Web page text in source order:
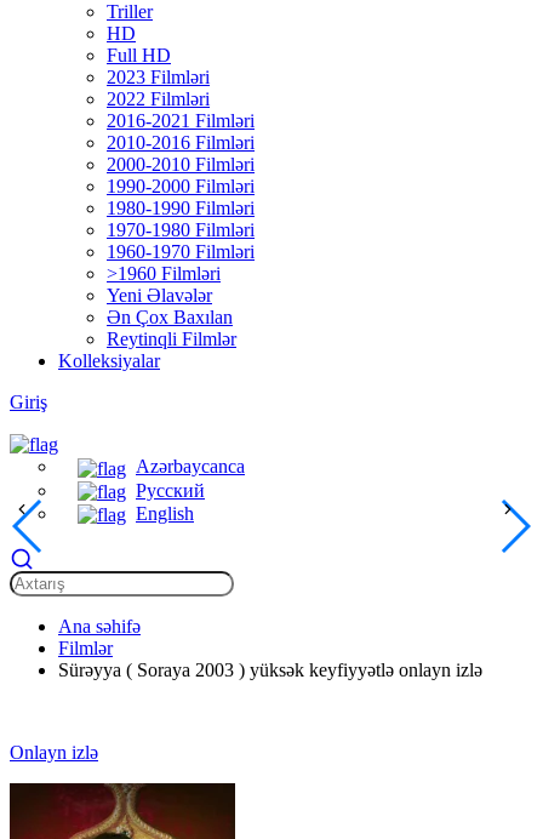
Triller
HD
Full HD
2023 Filmləri
2022 Filmləri
2016-2021 Filmləri
2010-2016 Filmləri
2000-2010 Filmləri
1990-2000 Filmləri
1980-1990 Filmləri
1970-1980 Filmləri
1960-1970 Filmləri
>1960 Filmləri
Yeni Əlavələr
Ən Çox Baxılan
Reytinqli Filmlər
Kolleksiyalar
Giriş
Azərbaycanca
Русский
English
Ana səhifə
Filmlər
Sürəyya ( Soraya 2003 ) yüksək keyfiyyətlə onlayn izlə
Onlayn izlə